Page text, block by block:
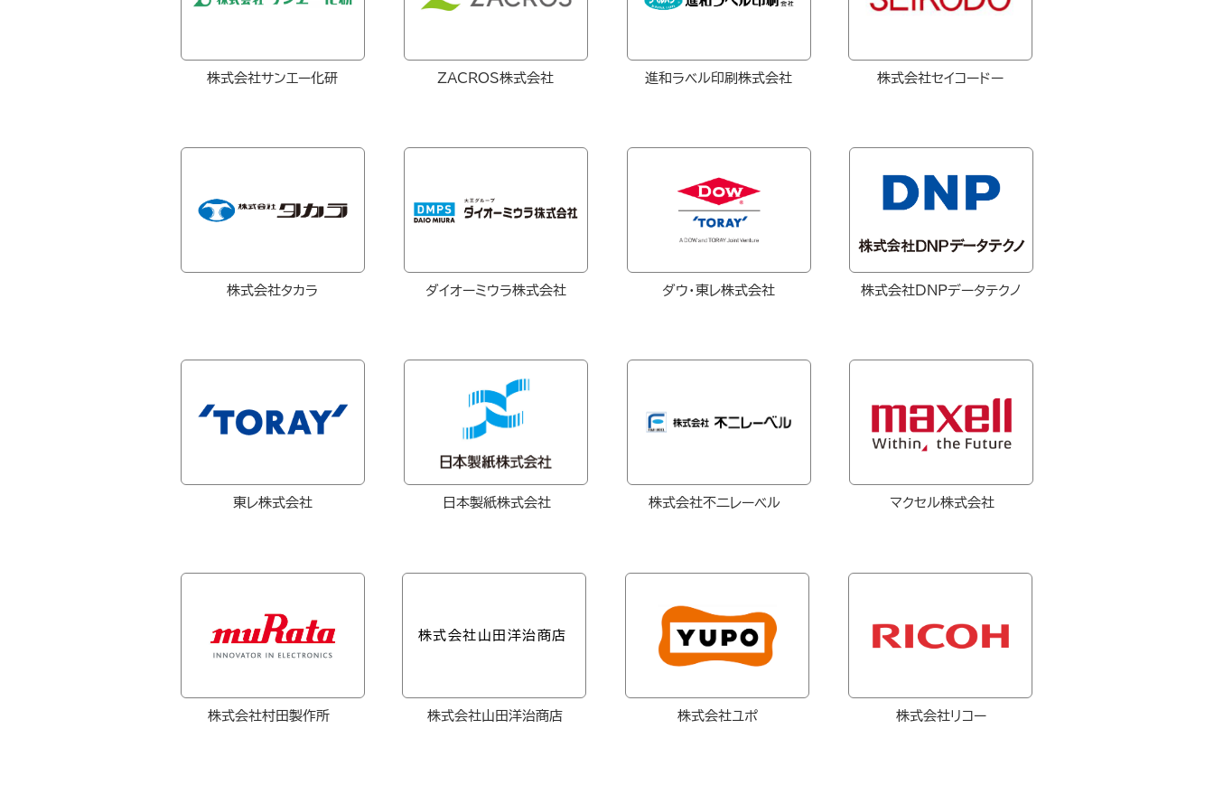
株式会社サンエー化研 ZACROS株式会社 進和ラベル印刷株式会社 株式会社セイコードー
株式会社タカラ ダイオーミウラ株式会社 ダウ・東レ株式会社 株式会社DNPデータテクノ
東レ株式会社 日本製紙株式会社 株式会社不二レーベル ​マクセル株式会社
株式会社村田製作所
株式会社山田洋治商店
株式会社山田洋治商店 株式会社ユポ 株式会社リコー